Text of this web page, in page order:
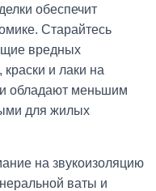
обеспечит
Старайтесь
вредных
и лаки на
обладают меньшим
для жилых
на звукоизоляцию
ваты и